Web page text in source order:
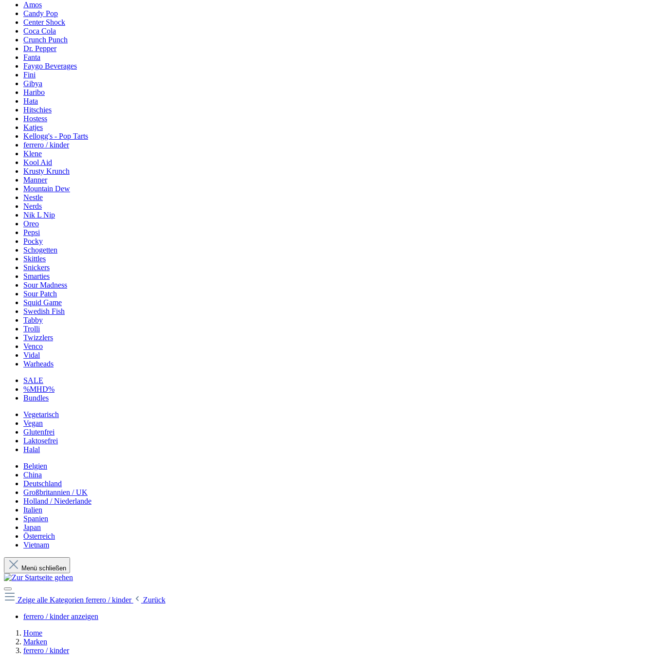
Amos
Candy Pop
Center Shock
Coca Cola
Crunch Punch
Dr. Pepper
Fanta
Faygo Beverages
Fini
Gibya
Haribo
Hata
Hitschies
Hostess
Katjes
Kellogg's - Pop Tarts
ferrero / kinder
Klene
Kool Aid
Krusty Krunch
Manner
Mountain Dew
Nestle
Nerds
Nik L Nip
Oreo
Pepsi
Pocky
Schogetten
Skittles
Snickers
Smarties
Sour Madness
Sour Patch
Squid Game
Swedish Fish
Tabby
Trolli
Twizzlers
Venco
Vidal
Warheads
SALE
%MHD%
Bundles
Vegetarisch
Vegan
Glutenfrei
Laktosefrei
Halal
Belgien
China
Deutschland
Großbritannien / UK
Holland / Niederlande
Italien
Spanien
Japan
Österreich
Vietnam
Menü schließen
Zeige alle Kategorien ferrero / kinder
Zurück
ferrero / kinder anzeigen
Home
Marken
ferrero / kinder